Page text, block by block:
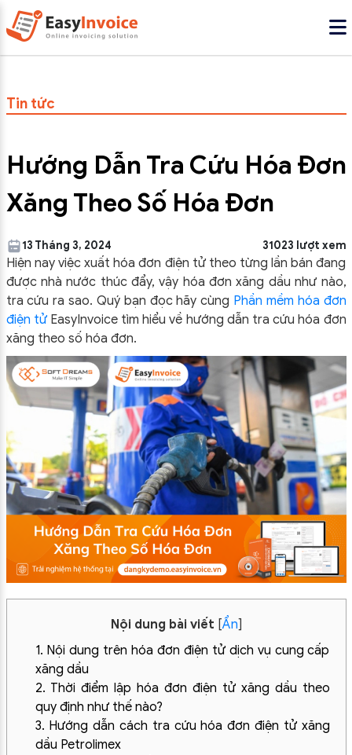
Tin tức
Hướng Dẫn Tra Cứu Hóa Đơn
Xăng Theo Số Hóa Đơn
13 Tháng 3, 2024 31023 lượt xem
Hiện nay việc xuất hóa đơn điện tử theo từng lần bán đang
được nhà nước thúc đẩy, vậy hóa đơn xăng dầu như nào,
tra cứu ra sao. Quý bạn đọc hãy cùng Phần mềm hóa đơn
điện tửEasyInvoice tìm hiểu về hướng dẫn tra cứu hóa đơn
xăng theo số hóa đơn.
Nội dung bài viết [Ẩn]
1. Nội dung trên hóa đơn điện tử dịch vụ cung cấp
xăng dầu
2. Thời điểm lập hóa đơn điện tử xăng dầu theo
quy định như thế nào?
3. Hướng dẫn cách tra cứu hóa đơn điện tử xăng
dầu Petrolimex